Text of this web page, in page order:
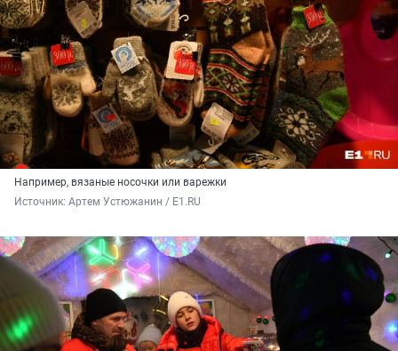
Например, вязаные носочки или варежки
Источник: Артем Устюжанин / E1.RU